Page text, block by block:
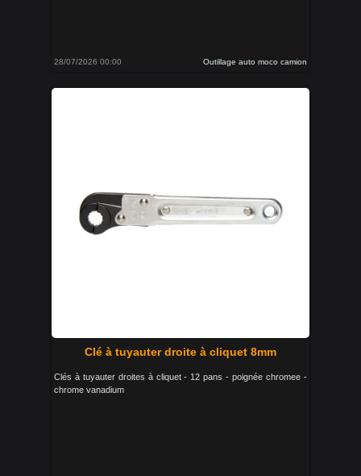
28/07/2026 00:00 Outillage auto moco camion
Clé à tuyauter droite à cliquet 8mm
Clés à tuyauter droites à cliquet - 12 pans - poignée chromee -
chrome vanadium